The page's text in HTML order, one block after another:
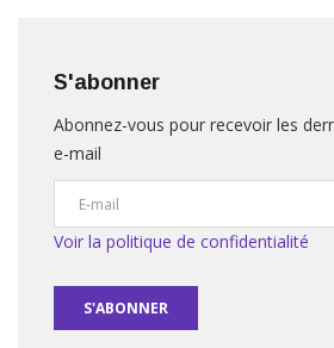
S'abonner
Abonnez-vous pour recevoir les
e-mail
Voir la politique de confidentialité
S'ABONNER